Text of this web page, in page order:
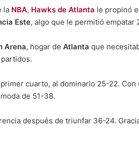
la NBA, Hawks de Atlanta le propinó
Este, algo que le permitió empatar
Arena, hogar de Atlanta que
cuarto, al dominarlo 25-22.
de 51-38.
después de triunfar 36-24.